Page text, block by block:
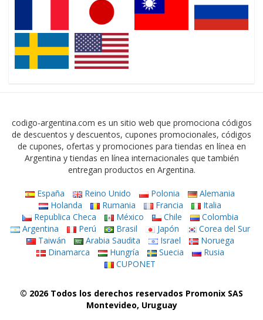
codigo-argentina.com es un sitio web que promociona códigos
de descuentos y descuentos, cupones promocionales, códigos
de cupones, ofertas y promociones para tiendas en línea en
Argentina y tiendas en línea internacionales que también
entregan productos en Argentina.
España Reino Unido Polonia
Alemania
Holanda
Rumania Francia
Italia
Republica Checa
México Chile
Colombia
Argentina
Perú Brasil Japón
Corea del Sur
Taiwán
Arabia Saudita Israel
Noruega
Dinamarca
Hungría Suecia
Rusia
CUPONET
© 2026 Todos los derechos reservados Promonix SAS
Montevideo, Uruguay